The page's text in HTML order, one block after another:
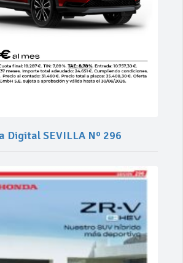
Digital SEVILLA Nº 296